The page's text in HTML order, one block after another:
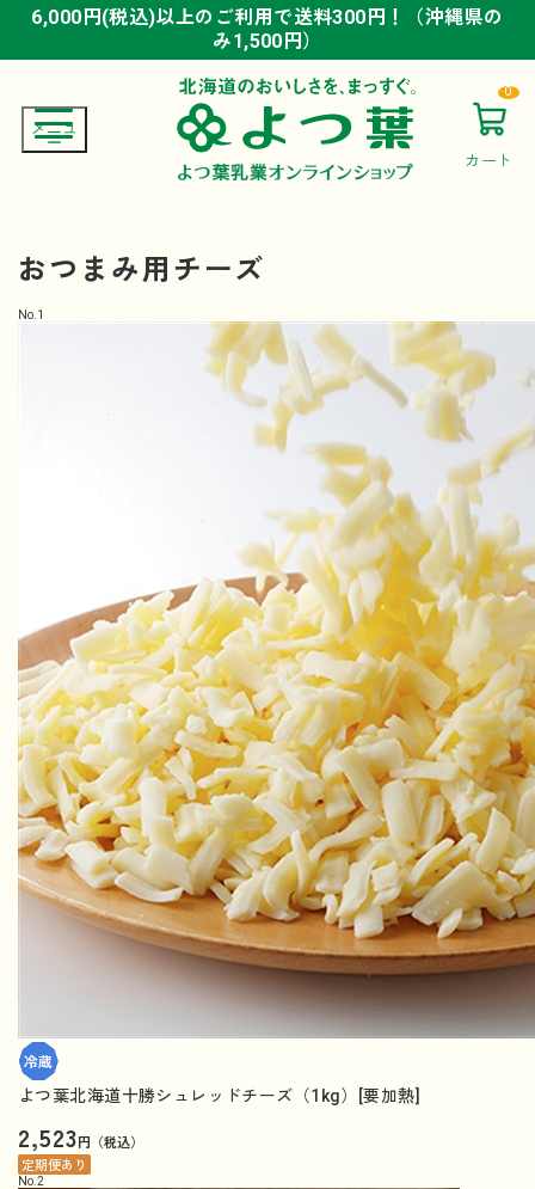
6,000円(税込)以上のご利用で送料300円！（沖縄県の
み1,500円）
6,000円(税込)以上のご利用で送料300円！（沖縄県の
み1,500円）
6,000円(税込)以上のご利用で送料300円！（沖縄県の
み1,500円）
カート
0
おつまみ用チーズ
No. 1
よつ葉北海道十勝シュレッドチーズ（1kg）[要加熱]
2,523円（税込）
定期便あり
No. 2